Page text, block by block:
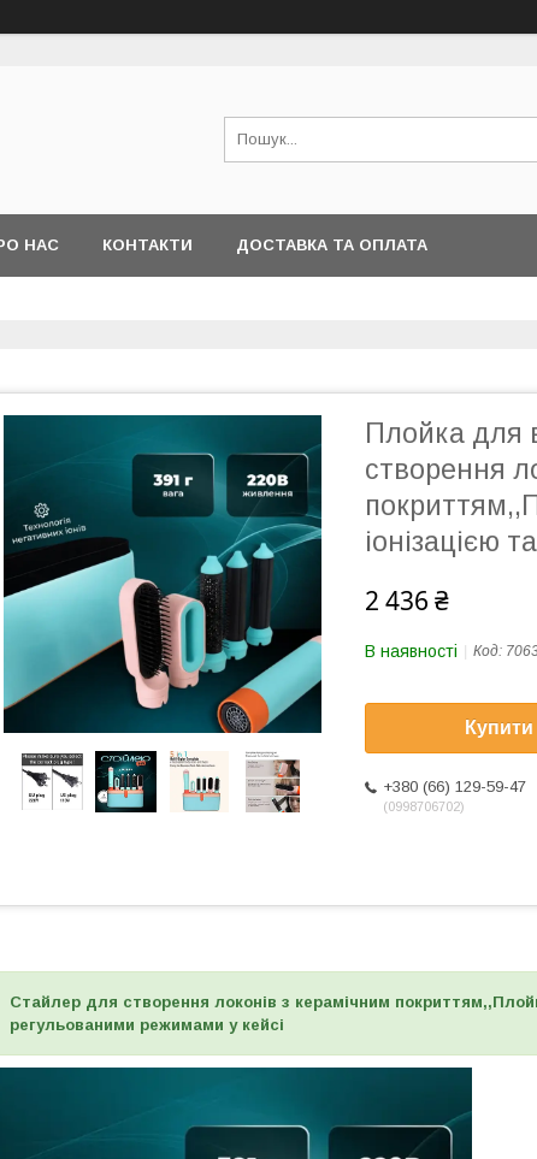
НАС КОНТАКТИ ДОСТАВКА ТА ОПЛАТА
Плойка для
створення
іонізацією
2 436 ₴
В наявності Код:
Купити
+380 (66) 129-59-47
0998706702
Стайлер для створення локонів з керамічним
регульованими режимами у кейсі